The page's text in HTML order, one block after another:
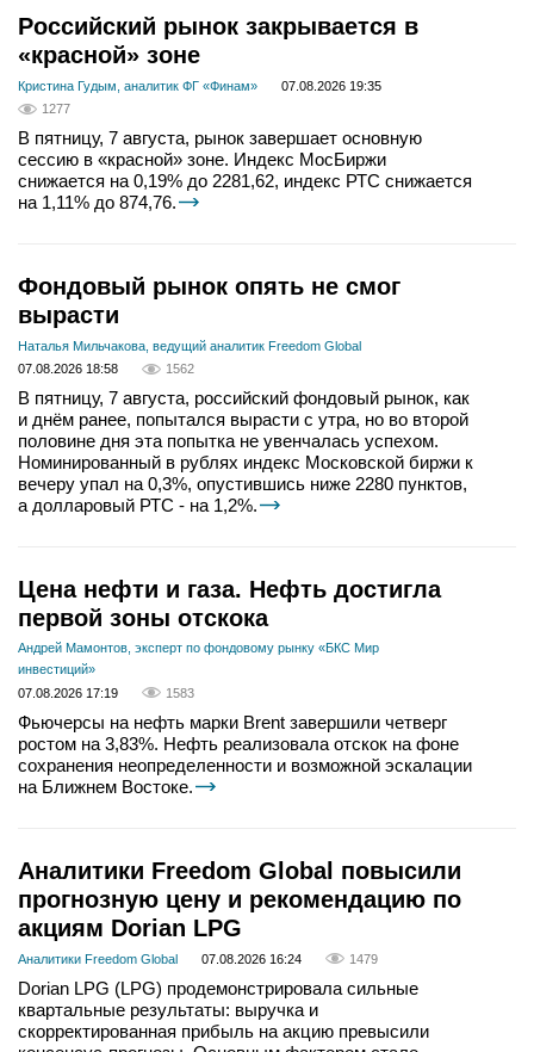
Российский рынок закрывается в
«красной» зоне
Кристина Гудым, аналитик ФГ «Финам»
07.08.2026 19:35
1277
В пятницу, 7 августа, рынок завершает основную
сессию в «красной» зоне. Индекс МосБиржи
снижается на 0,19% до 2281,62, индекс РТС снижается
на 1,11% до 874,76.
Фондовый рынок опять не смог
вырасти
Наталья Мильчакова, ведущий аналитик Freedom Global
07.08.2026 18:58
1562
В пятницу, 7 августа, российский фондовый рынок, как
и днём ранее, попытался вырасти с утра, но во второй
половине дня эта попытка не увенчалась успехом.
Номинированный в рублях индекс Московской биржи к
вечеру упал на 0,3%, опустившись ниже 2280 пунктов,
а долларовый РТС - на 1,2%.
Цена нефти и газа. Нефть достигла
первой зоны отскока
Андрей Мамонтов, эксперт по фондовому рынку «БКС Мир
инвестиций»
07.08.2026 17:19
1583
Фьючерсы на нефть марки Brent завершили четверг
ростом на 3,83%. Нефть реализовала отскок на фоне
сохранения неопределенности и возможной эскалации
на Ближнем Востоке.
Аналитики Freedom Global повысили
прогнозную цену и рекомендацию по
акциям Dorian LPG
Аналитики Freedom Global 07.08.2026 16:24 1479
Dorian LPG (LPG) продемонстрировала сильные
квартальные результаты: выручка и
скорректированная прибыль на акцию превысили